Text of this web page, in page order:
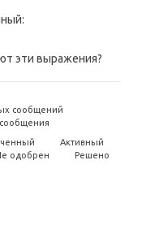
эти выражения?
сообщений
Активный
одобрен
Решено